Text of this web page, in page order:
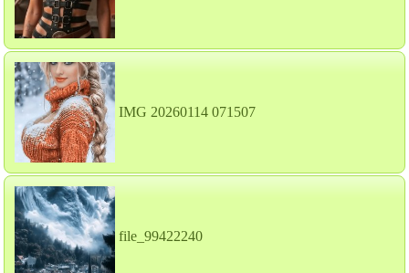
IMG 20260114 071507
file_99422240